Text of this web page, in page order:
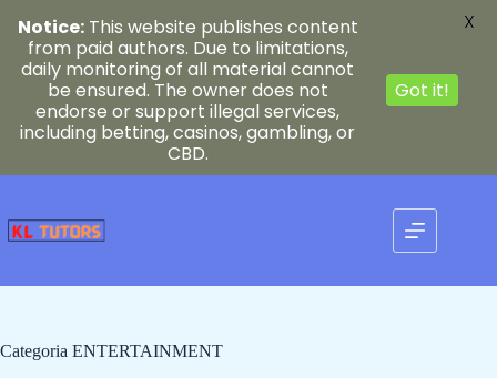
conteúdo
Categoria ENTERTAINMENT
Notice:This website publishes content
from paid authors. Due to limitations,
daily monitoring of all material cannot
be ensured. The owner does not
endorse or support illegal services,
including betting, casinos, gambling, or
CBD.
Got it!
X